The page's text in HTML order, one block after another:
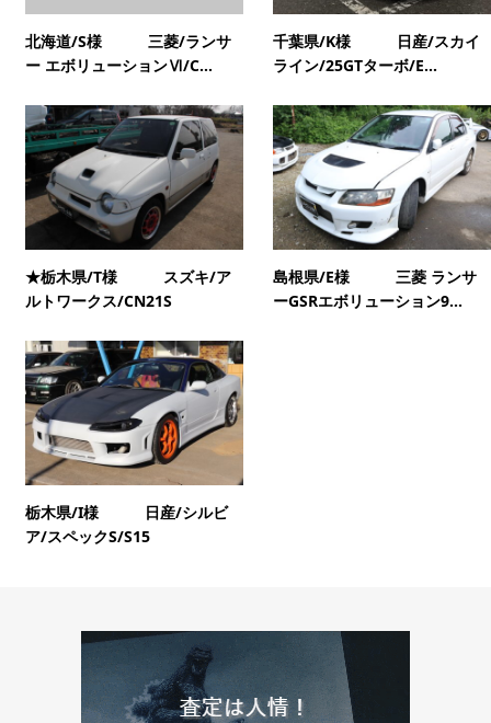
北海道/S様 三菱/ランサ
ー エボリューションⅥ/C...
千葉県/K様 日産/スカイ
ライン/25GTターボ/E...
★栃木県/T様 スズキ/ア
ルトワークス/CN21S
島根県/E様 三菱 ランサ
ーGSRエボリューション9...
栃木県/I様 日産/シルビ
ア/スペックS/S15